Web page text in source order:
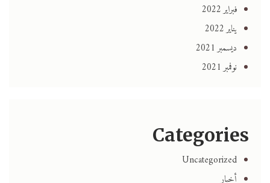
فبراير 2022
يناير 2022
ديسمبر 2021
نوفمبر 2021
Categories
Uncategorized